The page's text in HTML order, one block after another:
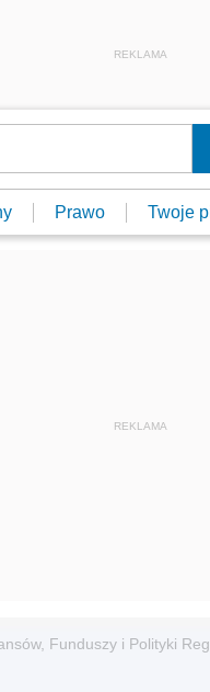
REKLAMA
Prawo Twoje
Funduszy i Polityki